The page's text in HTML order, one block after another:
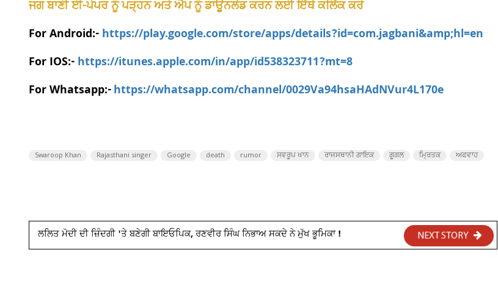
ਜਗ ਬਾਣੀ ਈ-ਪੇਪਰ ਨੂੰ ਪੜ੍ਹਨ ਅਤੇ ਐਪ ਨੂੰ ਡਾਊਨਲੋਡ ਕਰਨ ਲਈ ਇੱਥੇ ਕਲਿੱਕ ਕਰੋ
For Android:-https://play.google.com/store/apps/details?id=com.jagbani&amp;hl=en
For IOS:-https://itunes.apple.com/in/app/id538323711?mt=8
For Whatsapp:-https://whatsapp.com/channel/0029Va94hsaHAdNVur4L170e
Swaroop Khan Rajasthani singer Google death rumor ਸਵਰੂਪ ਖਾਨ ਰਾਜਸਥਾਨੀ ਗਾਇਕ ਗੂਗਲ ਮ੍ਰਿਤਕ ਅਫਵਾਹ
ਲਲਿਤ ਮੋਦੀ ਦੀ ਜ਼ਿੰਦਗੀ 'ਤੇ ਬਣੇਗੀ ਬਾਇਓਪਿਕ, ਰਣਵੀਰ ਸਿੰਘ ਨਿਭਾਅ ਸਕਦੇ ਨੇ ਮੁੱਖ ਭੂਮਿਕਾ ! NEXT STORY